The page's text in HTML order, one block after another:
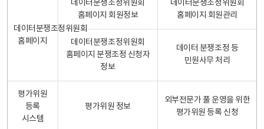
데이터분쟁조정위원회
홈페이지
데이터분쟁조정위원회
홈페이지 회원정보
데이터분쟁조정위원회
홈페이지 회원관리
데이터분쟁조정위원회
홈페이지 분쟁조정 신청자
정보
데이터 분쟁조정 등
민원사무 처리
평가위원
등록
시스템
평가위원 정보
외부전문가 풀 운영을 위한
평가위원 등록 신청